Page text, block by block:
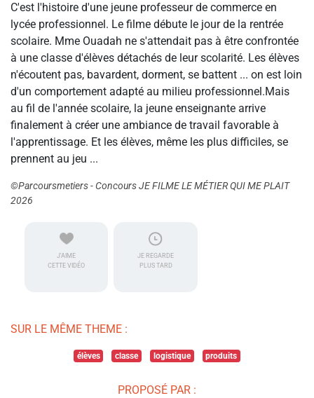
C'est l'histoire d'une jeune professeur de commerce en
lycée professionnel. Le filme débute le jour de la rentrée
scolaire. Mme Ouadah ne s'attendait pas à être confrontée
à une classe d'élèves détachés de leur scolarité. Les élèves
n'écoutent pas, bavardent, dorment, se battent ... on est loin
d'un comportement adapté au milieu professionnel.Mais
au fil de l'année scolaire, la jeune enseignante arrive
finalement à créer une ambiance de travail favorable à
l'apprentissage. Et les élèves, même les plus difficiles, se
prennent au jeu ...
©Parcoursmetiers - Concours JE FILME LE MÉTIER QUI ME PLAIT
2026
J'AIME
CETTE VIDÉO
JE REGARDE
PLUS TARD
SUR LE MÊME THEME :
élèves classe logistique produits
PROPOSÉ PAR :